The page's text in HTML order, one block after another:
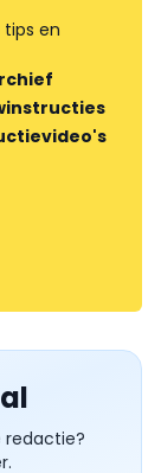
en
redactie?